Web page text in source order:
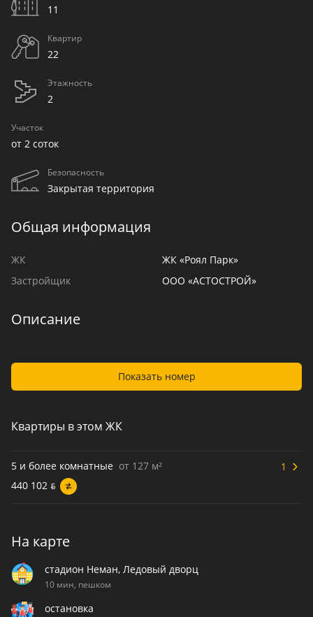
11
Квартир
22
Этажность
2
Участок
от 2 соток
Безопасность
Закрытая территория
Общая информация
ЖК
ЖК «Роял Парк»
Застройщик
ООО «АСТОСТРОЙ»
Описание
Показать номер
Квартиры в этом ЖК
5 и более комнатные от 127 м²
440 102 BYN
1
На карте
cтадион Неман, Ледовый дворц
10 мин, пешком
остановка